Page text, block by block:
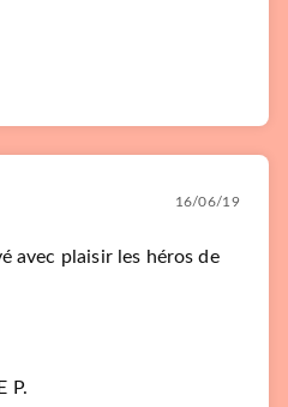
16/06/19
avec plaisir les héros de
P.